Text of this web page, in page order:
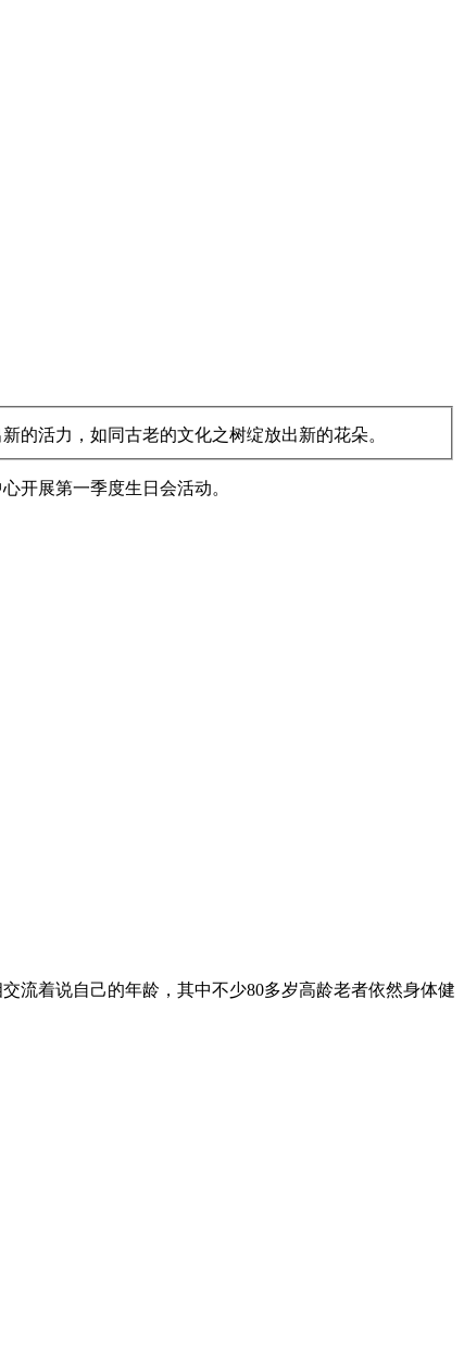
的活力，如同古老的文化之树绽放出新的花朵。
开展第一季度生日会活动。
流着说自己的年龄，其中不少80多岁高龄老者依然身体健